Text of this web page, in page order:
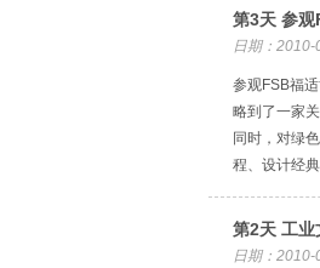
第3天 参观
日期：2010-
参观FSB福
略到了一家
同时，对绿
程、设计经
第2天 工业
日期：2010-